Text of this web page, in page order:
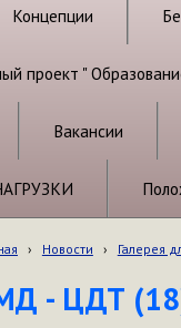
Концепции
проект "
Вакансии
› Новости › Галерея
- ЦДТ